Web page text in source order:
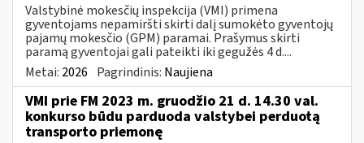
Valstybinė mokesčių inspekcija (VMI) primena
gyventojams nepamiršti skirti dalį sumokėto gyventojų
pajamų mokesčio (GPM) paramai. Prašymus skirti
paramą gyventojai gali pateikti iki gegužės 4 d....
Metai: 2026 Pagrindinis: Naujiena
VMI prie FM 2023 m. gruodžio 21 d. 14.30 val.
konkurso būdu parduoda valstybei perduotą
transporto priemonę